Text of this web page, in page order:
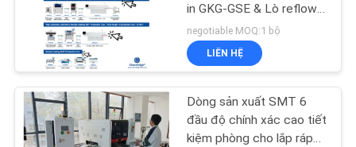
LIÊN
VỚI
CHÚNG
TÔI
in GKG-GSE & Lò reflow
8 vùng
negotiable MOQ:1 bộ
LIÊN HỆ
Dòng sản xuất SMT 6
đầu độ chính xác cao tiết
kiệm phòng cho lắp ráp